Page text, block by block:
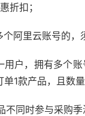
折扣；
阿里云账号的，
户，拥有多个账
1款产品，且数
不同时参与采购